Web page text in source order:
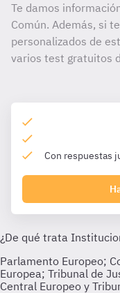
Te damos
Común. Además, si
personalizados de
varios test gratuitos
Con respuestas